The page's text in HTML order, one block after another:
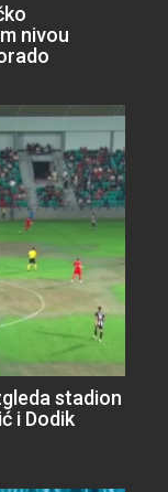
nivou
stadion
i Dodik